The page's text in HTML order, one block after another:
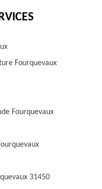
Fourquevaux
Fourquevaux
31450